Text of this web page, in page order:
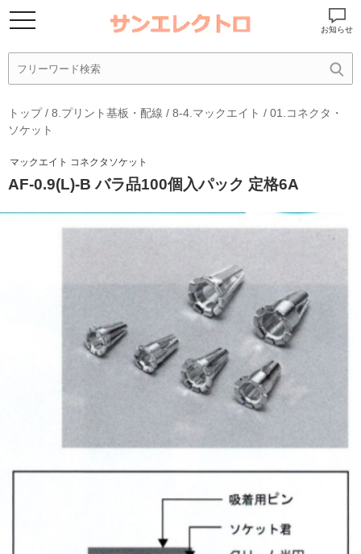
お知らせ
トップ/ 8.プリント基板・配線 / 8-4.マックエイト / 01.コネクタ・
ソケット
マックエイト コネクタソケット
AF-0.9(L)-B バラ品100個入パック 定格6A